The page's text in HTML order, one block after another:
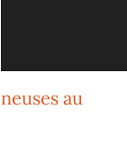
au